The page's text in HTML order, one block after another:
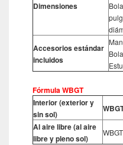
Dimensiones
Accesorios estándar
incluidos
Fórmula WBGT
Interior (exterior y
sin sol)
Al aire libre (al aire
libre y pleno sol)